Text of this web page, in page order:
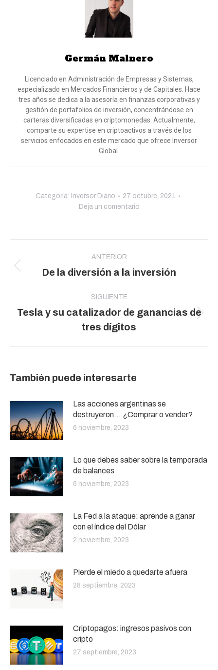
Germán Malnero
Licenciado en Administración de Empresas y Sistemas,
especializado en Mercados Financieros y de Capitales. Hace
tres años se dedica a la asesoría en finanzas corporativas y
gestión de portafolios de inversión, concentrándose en
carteras diversificadas en criptomonedas. Actualmente,
comparte su expertise en criptoactivos a través de los
servicios enfocados en este mercado que ofrece Inversor
Global.
Categoría: Inversor Diario
27 octubre, 2021
Deja un comentario
entre
publicaciones
ANTERIOR
Publicación
De la diversión a la inversión
SIGUIENTE
Publicación
siguiente:
Tesla y su catalizador de ganancias de
tres dígitos
También puede interesarte
Las acciones argentinas se
destruyeron… ¿Comprar o vender?
6 noviembre, 2023
Lo que debes saber sobre la temporada
de balances
6 noviembre, 2023
La Fed a la ataque: aprende a ganar
con el índice del Dólar
2 noviembre, 2023
Pierde el miedo a quedarte afuera
28 septiembre, 2023
Criptopagos: ingresos pasivos con
cripto
27 septiembre, 2023